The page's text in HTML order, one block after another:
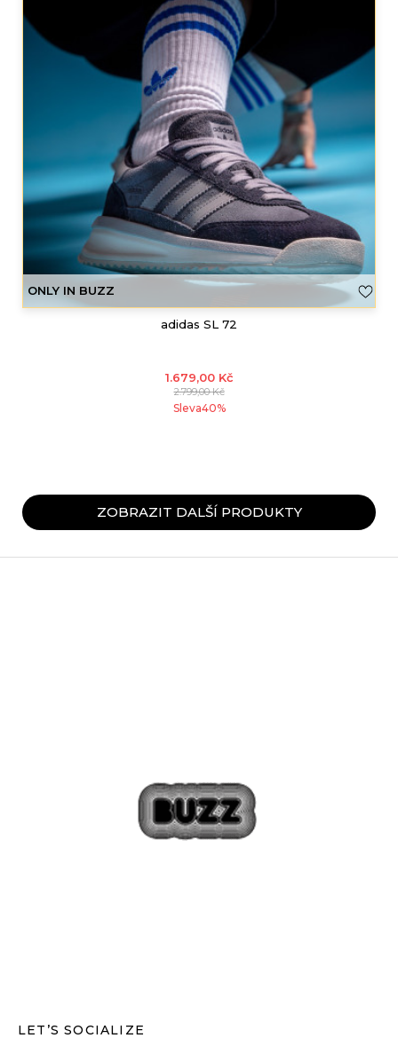
ONLY IN BUZZ
adidas SL 72
1.679,00 Kč
2.799,00Kč
Sleva40%
ZOBRAZIT DALŠÍ PRODUKTY
LET’S SOCIALIZE